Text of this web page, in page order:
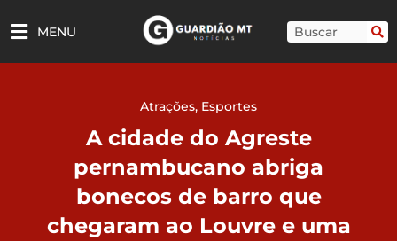
para
MENU Pesquisar
Atrações, Esportes
A cidade do Agreste
pernambucano abriga
bonecos de barro que
chegaram ao Louvre e uma